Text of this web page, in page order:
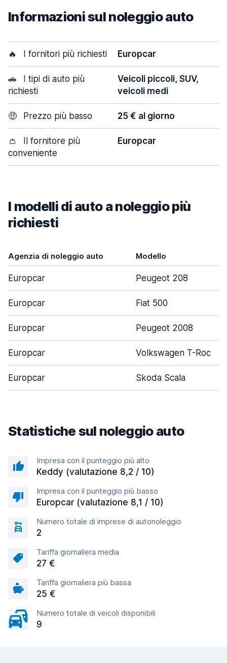
Informazioni sul noleggio auto
🔥 I fornitori più richiesti Europcar
🚗
I tipi di auto più
richiesti
Veicoli piccoli, SUV,
veicoli medi
🤑 Prezzo più basso 25 € al giorno
👛
Il fornitore più
conveniente
Europcar
I modelli di auto a noleggio più
richiesti
Agenzia di noleggio auto Modello
Europcar Peugeot 208
Europcar Fiat 500
Europcar Peugeot 2008
Europcar Volkswagen T-Roc
Europcar Skoda Scala
Statistiche sul noleggio auto
Impresa con il punteggio più alto
Keddy (valutazione 8,2 / 10)
Impresa con il punteggio più basso
Europcar (valutazione 8,1 / 10)
Numero totale di imprese di autonoleggio
2
Tariffa giornaliera media
27 €
Tariffa giornaliera più bassa
25 €
Numero totale di veicoli disponibili
9